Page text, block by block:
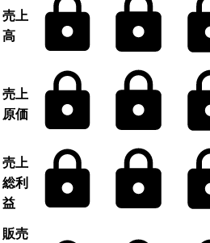
売上
高
売上
原価
売上
総利
益
販売